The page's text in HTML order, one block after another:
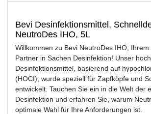
Bevi Desinfektionsmittel,
NeutroDes IHO, 5L
Willkommen zu Bevi NeutroDes IHO, Ihrem
Partner in Sachen Desinfektion! Unser
Desinfektionsmittel, basierend auf
(HOCI), wurde speziell für Zapfköpfe und
entwickelt. Tauchen Sie ein in die Welt der
Desinfektion und erfahren Sie, warum
optimale Wahl für Ihre Anforderungen ist.